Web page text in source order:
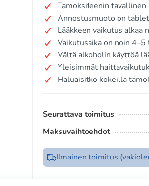
Tamoksifeenin tavallinen
Annostusmuoto on
Lääkkeen vaikutus alkaa
Vaikutusaika on noin 4–5
Vältä alkoholin käyttöä
Yleisimmät
Haluaisitko kokeilla
Seurattava toimitus
Maksuvaihtoehdot
Ilmainen toimitus